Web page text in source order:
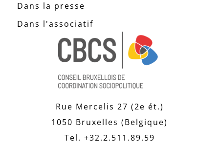
Dans la presse
Dans l'associatif
Rue Mercelis 27 (2e ét.)
1050 Bruxelles (Belgique)
Tel. +32.2.511.89.59